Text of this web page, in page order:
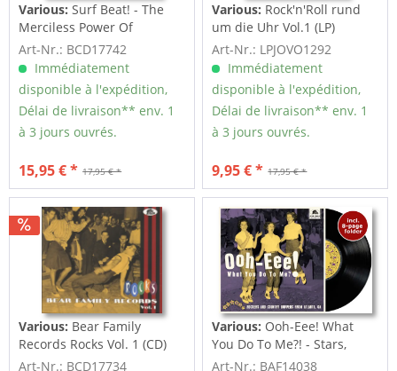
Various:Surf Beat! - The
Merciless Power Of
Water,...
Art-Nr.: BCD17742
Immédiatement
disponible à l'expédition,
Délai de livraison** env. 1
à 3 jours ouvrés.
17,95 € *
15,95 € *
Various: Rock'n'Roll rund
um die Uhr Vol.1 (LP)
Art-Nr.: LPJOVO1292
Immédiatement
disponible à l'expédition,
Délai de livraison** env. 1
à 3 jours ouvrés.
17,95 € *
9,95 € *
Various: Bear Family
Records Rocks Vol. 1 (CD)
Art-Nr.: BCD17734
Various: Ooh-Eee! What
You Do To Me?! - Stars,
Inc....
Art-Nr.: BAF14038